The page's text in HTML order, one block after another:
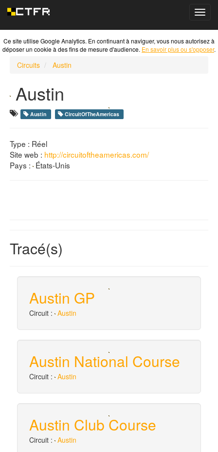
Ce site utilise Google Analytics. En continuant à naviguer, vous nous autorisez à
déposer un cookie à des fins de mesure d'audience. En savoir plus ou s'opposer.
Circuits Austin
Austin
Austin CircuitOfTheAmericas
Type : Réel
Site web : http://circuitoftheamericas.com/
Pays : États-Unis
Tracé(s)
Austin GP
Circuit : Austin
Austin National Course
Circuit : Austin
Austin Club Course
Circuit : Austin